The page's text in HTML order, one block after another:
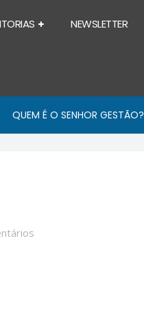
NEWSLETTER
QUEM É O SENHOR GESTÃO?